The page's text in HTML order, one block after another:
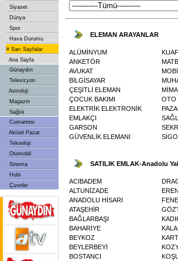
Siyaset
Dünya
Spor
Hava Durumu
» Sarı Sayfalar
Ana Sayfa
Günaydın
Televizyon
Astroloji
Magazin
Sağlık
Cumartesi
Aktüel Pazar
Teknoloji
Otomobil
Sinema
Hobi
Çizerler
ELEMAN ARAYANLAR
ALÜMİNYUM
ANKETÖR
AVUKAT
BİLGİSAYAR
ÇEŞİTLİ ELEMAN
ÇOCUK BAKIMI
ELEKTRİK ELEKTRONİK
EMLAKÇI
GARSON
GÜVENLİK ELEMANI
OTO
SATILIK EMLAK-Anadolu
ACIBADEM
ALTUNİZADE
ANADOLU HİSARI
ATAŞEHİR
BAĞLARBAŞI
BAHARİYE
BEYKOZ
BEYLERBEYİ
BOSTANCI